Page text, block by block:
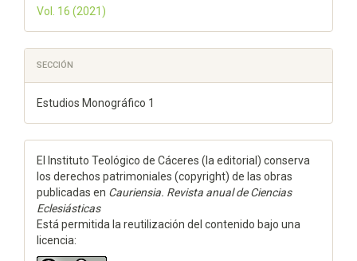
Vol. 16 (2021)
SECCIÓN
Estudios Monográfico 1
El Instituto Teológico de Cáceres (la editorial) conserva
los derechos patrimoniales (copyright) de las obras
publicadas en Cauriensia. Revista anual de Ciencias
Eclesiásticas
Está permitida la reutilización del contenido bajo una
licencia: